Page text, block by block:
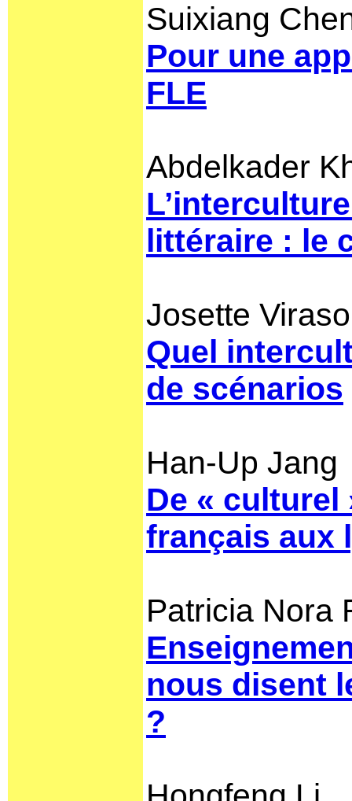
Suixiang
Pour une
FLE
Abdelkader
littéraire : le
Josette
Quel
de scénarios
Han-Up Jang
De « culturel
français aux
Patricia Nora
nous disent
?